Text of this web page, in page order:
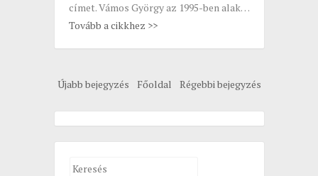
címet. Vámos György az 1995-ben alak…
Tovább a cikkhez >>
Újabb bejegyzés Régebbi bejegyzés
Főoldal
S